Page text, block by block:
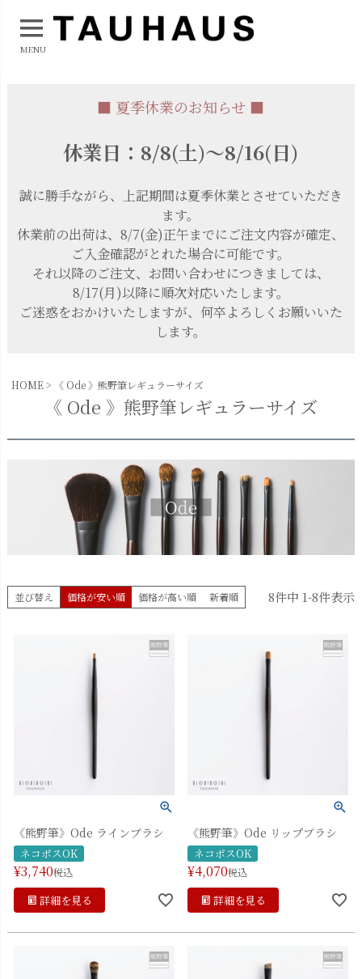
MENU
■ 夏季休業のお知らせ ■
休業日：8/8(土)～8/16(日)
誠に勝手ながら、上記期間は夏季休業とさせていただき
ます。
休業前の出荷は、8/7(金)正午までにご注文内容が確定、
ご入金確認がとれた場合に可能です。
それ以降のご注文、お問い合わせにつきましては、
8/17(月)以降に順次対応いたします。
ご迷惑をおかけいたしますが、何卒よろしくお願いいた
します。
HOME 《 Ode 》熊野筆レギュラーサイズ
《 Ode 》熊野筆レギュラーサイズ
並び替え 価格が安い順 価格が高い順 新着順 8件中 1-8件表示
《熊野筆》Ode ラインブラシ
ネコポスOK
¥3,740税込
詳細を見る
《熊野筆》Ode リップブラシ
ネコポスOK
¥4,070税込
詳細を見る